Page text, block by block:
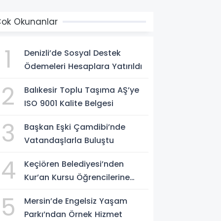
Okunanlar
1
Denizli’de Sosyal Destek
Ödemeleri Hesaplara Yatırıldı
2
Balıkesir Toplu Taşıma AŞ’ye
ISO 9001 Kalite Belgesi
3
Başkan Eşki Çamdibi’nde
Vatandaşlarla Buluştu
4
Keçiören Belediyesi’nden
Kur’an Kursu Öğrencilerine
5
Mersin’de Engelsiz Yaşam
Parkı’ndan Örnek Hizmet